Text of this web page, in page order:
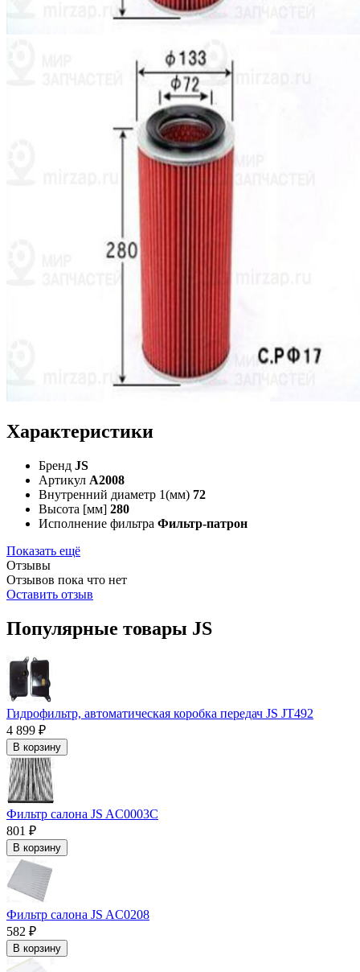
Характеристики
Бренд JS
Артикул A2008
Внутренний диаметр 1(мм) 72
Высота [мм] 280
Исполнение фильтра Фильтр-патрон
Показать ещё
Отзывы
Отзывов пока что нет
Оставить отзыв
Популярные товары JS
Гидрофильтр, автоматическая коробка передач JS JT492
4 899 ₽
В корзину
Фильтр салона JS AC0003C
801 ₽
В корзину
Фильтр салона JS AC0208
582 ₽
В корзину